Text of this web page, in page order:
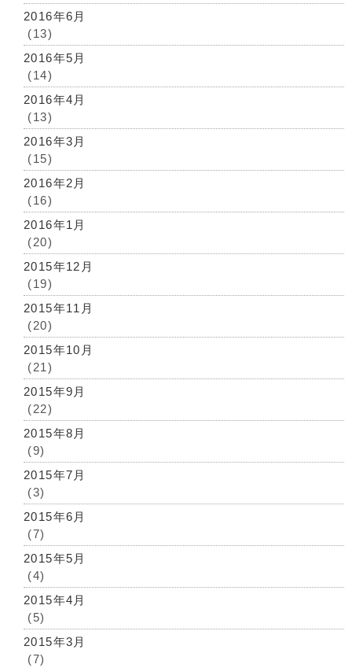
2016年6月
(13)
2016年5月
(14)
2016年4月
(13)
2016年3月
(15)
2016年2月
(16)
2016年1月
(20)
2015年12月
(19)
2015年11月
(20)
2015年10月
(21)
2015年9月
(22)
2015年8月
(9)
2015年7月
(3)
2015年6月
(7)
2015年5月
(4)
2015年4月
(5)
2015年3月
(7)